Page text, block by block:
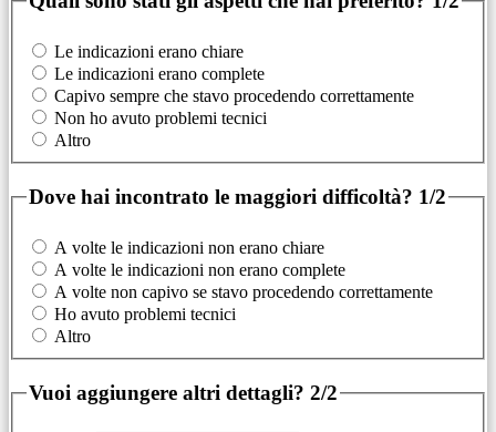
Le indicazioni erano chiare
Le indicazioni erano complete
Capivo sempre che stavo procedendo correttamente
Non ho avuto problemi tecnici
Altro
Dove hai incontrato le maggiori difficoltà? 1/2
A volte le indicazioni non erano chiare
A volte le indicazioni non erano complete
A volte non capivo se stavo procedendo correttamente
Ho avuto problemi tecnici
Altro
Vuoi aggiungere altri dettagli? 2/2